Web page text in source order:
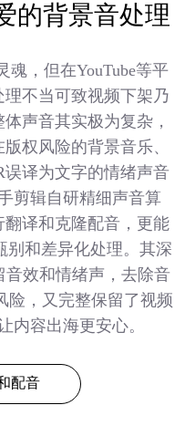
的背景音处理
，但在YouTube等平
不当可致视频下架乃
声音其实极为复杂，
权风险的背景音乐、
译为文字的情绪声音
剪辑自研精细声音算
译和克隆配音，更能
别和差异化处理。其深
音效和情绪声，去除音
险，又完整保留了视频
内容出海更安心。
配音